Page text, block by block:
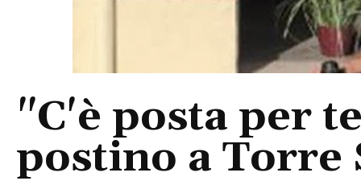
"C'è posta per
postino a Torre